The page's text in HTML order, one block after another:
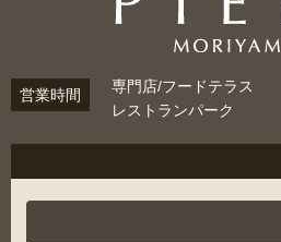
営業時間
専門店/フードテラス
レストランパーク